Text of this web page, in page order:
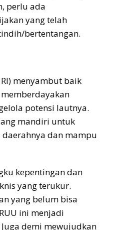
perlu ada
yang telah
bertentangan.
menyambut baik
potensi lautnya.
mandiri untuk
dan mampu
kepentingan dan
yang terukur.
yang belum bisa
ini menjadi
demi mewujudkan